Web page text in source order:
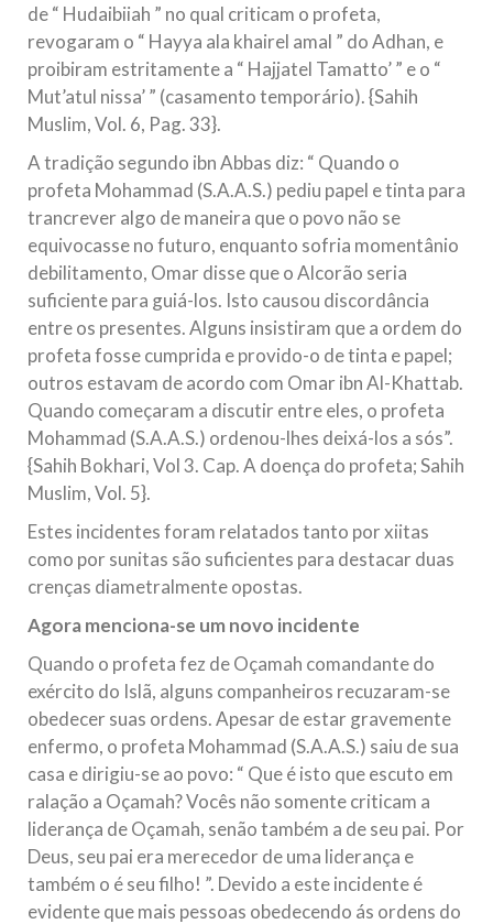
de “ Hudaibiiah ” no qual criticam o profeta,
revogaram o “ Hayya ala khairel amal ” do Adhan, e
proibiram estritamente a “ Hajjatel Tamatto’ ” e o “
Mut’atul nissa’ ” (casamento temporário). {Sahih
Muslim, Vol. 6, Pag. 33}.
A tradição segundo ibn Abbas diz: “ Quando o
profeta Mohammad (S.A.A.S.) pediu papel e tinta para
trancrever algo de maneira que o povo não se
equivocasse no futuro, enquanto sofria momentânio
debilitamento, Omar disse que o Alcorão seria
suficiente para guiá-los. Isto causou discordância
entre os presentes. Alguns insistiram que a ordem do
profeta fosse cumprida e provido-o de tinta e papel;
outros estavam de acordo com Omar ibn Al-Khattab.
Quando começaram a discutir entre eles, o profeta
Mohammad (S.A.A.S.) ordenou-lhes deixá-los a sós”.
{Sahih Bokhari, Vol 3. Cap. A doença do profeta; Sahih
Muslim, Vol. 5}.
Estes incidentes foram relatados tanto por xiitas
como por sunitas são suficientes para destacar duas
crenças diametralmente opostas.
Agora menciona-se um novo incidente
Quando o profeta fez de Oçamah comandante do
exército do Islã, alguns companheiros recuzaram-se
obedecer suas ordens. Apesar de estar gravemente
enfermo, o profeta Mohammad (S.A.A.S.) saiu de sua
casa e dirigiu-se ao povo: “ Que é isto que escuto em
ralação a Oçamah? Vocês não somente criticam a
liderança de Oçamah, senão também a de seu pai. Por
Deus, seu pai era merecedor de uma liderança e
também o é seu filho! ”. Devido a este incidente é
evidente que mais pessoas obedecendo ás ordens do